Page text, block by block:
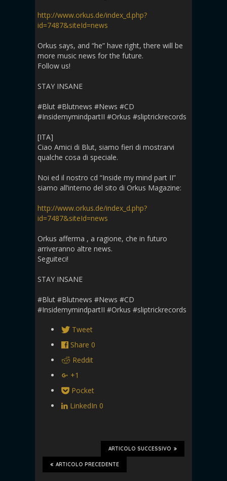
http://www.orkus.de/index_d.php?
id=7487&siteId=news
Orkus says, and “he” have right, there will be
more music news for the future.
Follow us!
STAY INSANE
#Blut #Blutnews #News #CD
#InsidemymindpartII #Orkus #sliptrickrecords
[ITA]
Ciao Amici di Blut, siamo fieri di mostrarvi
qualche cosa di speciale.
Noi ed il nostro cd “Inside my mind part II”
siamo all’interno del sito di Orkus Magazine:
http://www.orkus.de/index_d.php?
id=7487&siteId=news
Orkus afferma , a ragione, che in futuro
arriveranno altre news.
Seguiteci!
STAY INSANE
#Blut #Blutnews #News #CD
#InsidemymindpartII #Orkus #sliptrickrecords
Tweet
Share 0
Reddit
+1
Pocket
LinkedIn 0
ARTICOLO SUCCESSIVO
ARTICOLO PRECEDENTE